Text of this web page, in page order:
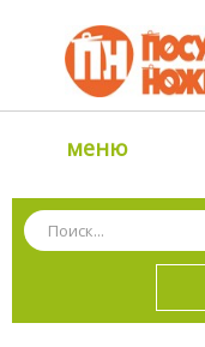
меню